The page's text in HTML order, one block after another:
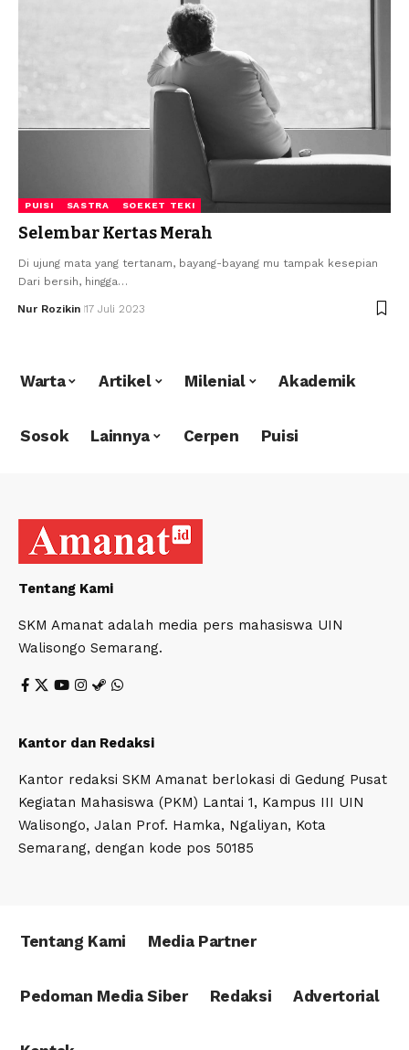
PUISI SASTRA SOEKET TEKI
Selembar Kertas Merah
Di ujung mata yang tertanam, bayang-bayang mu tampak kesepian
Dari bersih, hingga…
Nur Rozikin 17 Juli 2023
Warta Artikel Milenial Akademik
Sosok Lainnya Cerpen Puisi
Tentang Kami
SKM Amanat adalah media pers mahasiswa UIN
Walisongo Semarang.
Kantor dan Redaksi
Kantor redaksi SKM Amanat berlokasi di Gedung Pusat
Kegiatan Mahasiswa (PKM) Lantai 1, Kampus III UIN
Walisongo, Jalan Prof. Hamka, Ngaliyan, Kota
Semarang, dengan kode pos 50185
Tentang Kami Media Partner
Pedoman Media Siber Redaksi Advertorial